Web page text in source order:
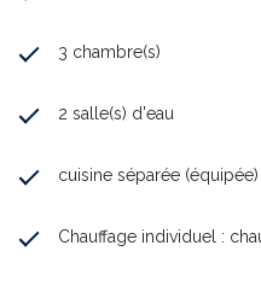
3 chambre(s)
2 salle(s) d'eau
cuisine séparée (équipée)
Chauffage individuel :